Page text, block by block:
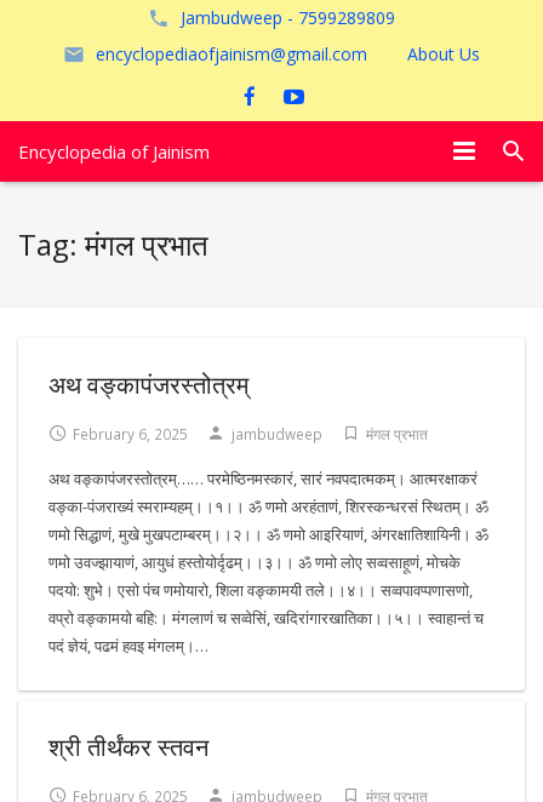
Jambudweep - 7599289809
encyclopediaofjainism@gmail.com
About Us
Encyclopedia of Jainism
पूजायें
अयोध्या
Tag:मंगल प्रभात
अथ वङ्कापंजरस्तोत्रम्
February 6, 2025 jambudweep मंगल प्रभात
अथ वङ्कापंजरस्तोत्रम्…… परमेष्ठिनमस्कारं, सारं नवपदात्मकम्। आत्मरक्षाकरं
वङ्का-पंजराख्यं स्मराम्यहम्।।१।। ॐ णमो अरहंताणं, शिरस्कन्धरसं स्थितम्। ॐ
णमो सिद्धाणं, मुखे मुखपटाम्बरम्।।२।। ॐ णमो आइरियाणं, अंगरक्षातिशायिनी। ॐ
णमो उवज्झायाणं, आयुधं हस्तोयोर्दृढम्।।३।। ॐ णमो लोए सव्वसाहूणं, मोचके
पदयो: शुभे। एसो पंच णमोयारो, शिला वङ्कामयी तले।।४।। सव्वपावप्पणासणो,
वप्रो वङ्कामयो बहि:। मंगलाणं च सव्वेसिं, खदिरांगारखातिका।।५।। स्वाहान्तं च
पदं ज्ञेयं, पढमं हवइ मंगलम्।…
श्री तीर्थंकर स्तवन
February 6, 2025 jambudweep मंगल प्रभात